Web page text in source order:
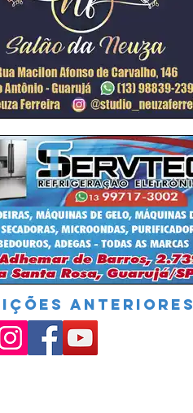
ANTERIORES